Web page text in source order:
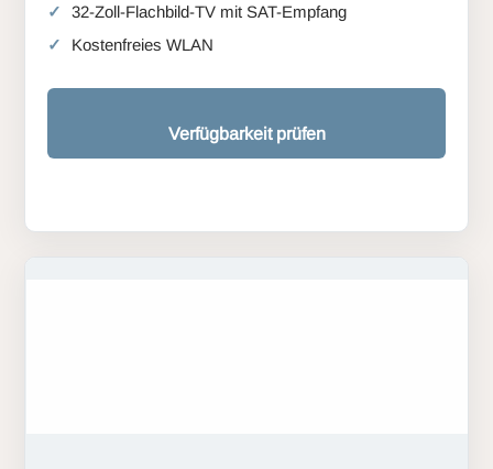
32-Zoll-Flachbild-TV mit SAT-Empfang
Kostenfreies WLAN
Verfügbarkeit prüfen